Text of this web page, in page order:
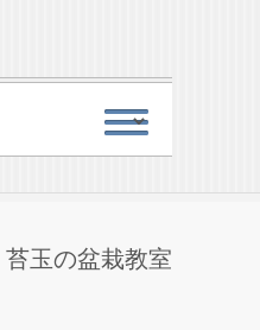
玉の盆栽教室